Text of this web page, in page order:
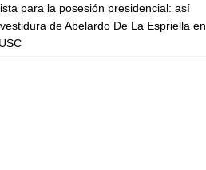
para la posesión presidencial: así
de Abelardo De La Espriella en